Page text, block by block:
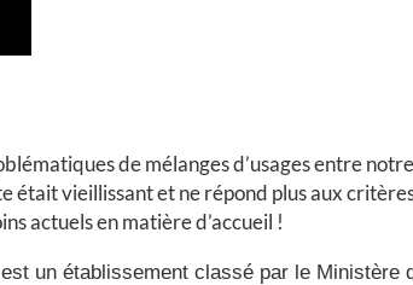
de mélanges d’usages entre
était vieillissant et ne répond plus aux
actuels en matière d’accueil !
un établissement classé par le Ministère